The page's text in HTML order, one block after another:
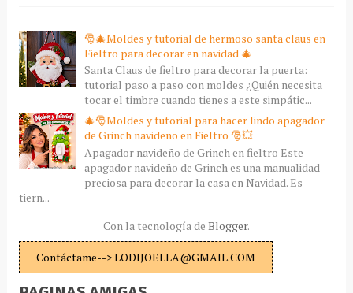
🎅🎄Moldes y tutorial de hermoso santa claus en
Fieltro para decorar en navidad 🎄
Santa Claus de fieltro para decorar la puerta:
tutorial paso a paso con moldes ¿Quién necesita
tocar el timbre cuando tienes a este simpátic...
🎄🎅Moldes y tutorial para hacer lindo apagador
de Grinch navideño en Fieltro 🎅💥
Apagador navideño de Grinch en fieltro Este
apagador navideño de Grinch es una manualidad
preciosa para decorar la casa en Navidad. Es
tiern...
Con la tecnología de Blogger.
Contáctame--> LODIJOELLA@GMAIL.COM